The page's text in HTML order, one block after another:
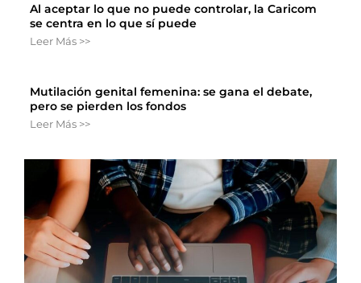
Al aceptar lo que no puede controlar, la Caricom
se centra en lo que sí puede
Leer Más >>
Mutilación genital femenina: se gana el debate,
pero se pierden los fondos
Leer Más >>